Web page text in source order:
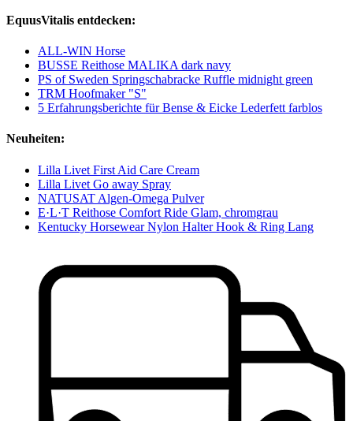
EquusVitalis entdecken:
ALL-WIN Horse
BUSSE Reithose MALIKA dark navy
PS of Sweden Springschabracke Ruffle midnight green
TRM Hoofmaker "S"
5 Erfahrungsberichte für Bense & Eicke Lederfett farblos
Neuheiten:
Lilla Livet First Aid Care Cream
Lilla Livet Go away Spray
NATUSAT Algen-Omega Pulver
E·L·T Reithose Comfort Ride Glam, chromgrau
Kentucky Horsewear Nylon Halter Hook & Ring Lang